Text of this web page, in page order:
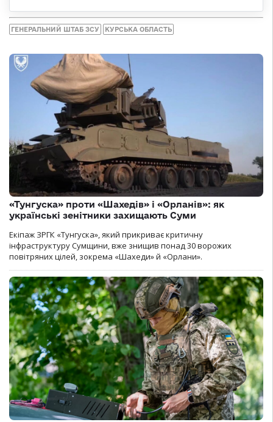
ГЕНЕРАЛЬНИЙ ШТАБ ЗСУ КУРСЬКА ОБЛАСТЬ
«Тунгуска» проти «Шахедів» і «Орланів»: як
українські зенітники захищають Суми
Екіпаж ЗРГК «Тунгуска», який прикриває критичну
інфраструктуру Сумщини, вже знищив понад 30 ворожих
повітряних цілей, зокрема «Шахеди» й «Орлани».